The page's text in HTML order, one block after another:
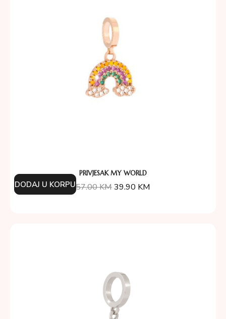
PRIVJESAK MY WORLD
57.00KM39.90 KM
DODAJ U KORPU